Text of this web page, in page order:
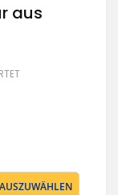
aus